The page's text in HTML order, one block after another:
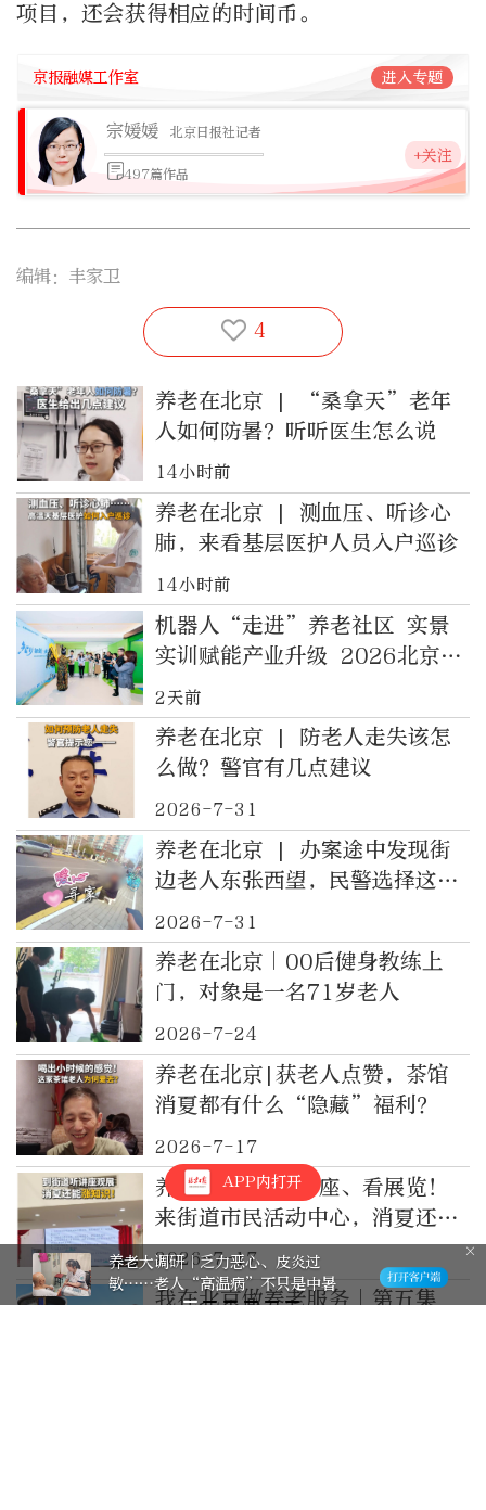
项目，还会获得相应的时间币。
京报融媒工作室 进入专题
宗媛媛 北京日报社记者
497篇作品
+关注
编辑：丰家卫
4
养老在北京 | “桑拿天”老年
人如何防暑？听听医生怎么说
14小时前
养老在北京 | 测血压、听诊心
肺，来看基层医护人员入户巡诊
14小时前
机器人“走进”养老社区 实景
实训赋能产业升级 2026北京智
慧康养机器人应用大赛在北京经
开区顺利收官
2天前
养老在北京 | 防老人走失该怎
么做？警官有几点建议
2026-7-31
养老在北京 | 办案途中发现街
边老人东张西望，民警选择这样
做
2026-7-31
养老在北京｜00后健身教练上
门，对象是一名71岁老人
2026-7-24
养老在北京|获老人点赞，茶馆
消夏都有什么“隐藏”福利？
2026-7-17
养老在北京|听讲座、看展览！
来街道市民活动中心，消夏还能
涨知识！
2026-7-17
我在北京做养老服务｜第五集
APP内打开
养老大调研｜乏力恶心、皮炎过
敏……老人“高温病”不只是中暑